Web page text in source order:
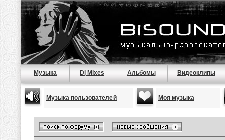
Музыка Dj Mixes Альбомы Видеоклипы
Музыка пользователей Моя музыка